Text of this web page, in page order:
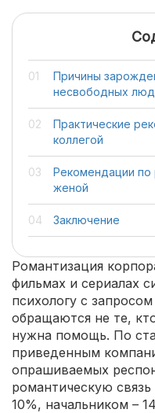
Причины
несвободных
Практические
коллегой
Рекомендации
женой
Заключение
Романтизация
фильмах и сериалах
психологу с
обращаются не те,
нужна помощь. По
приведенным
опрашиваемых
романтическую
10%, начальником –